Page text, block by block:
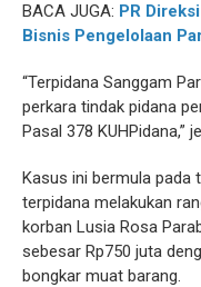
BACA JUGA: PR
Bisnis Pengelolaan
“Terpidana Sanggam
perkara tindak pidana
Pasal 378 KUHPidana,”
Kasus ini bermula pada
terpidana melakukan
korban Lusia Rosa
sebesar Rp750 juta
bongkar muat barang.